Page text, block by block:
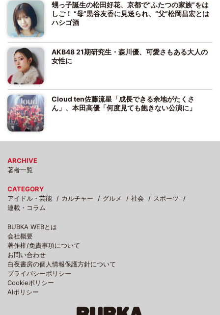
甥っ子誕生の松田好花、京都で“ふたつの家族”をは
しご！ “母”黒谷友香に見送られ、“父”松岡昌宏とは
ハシゴ酒
AKB48 21期研究生・森川優、可愛さもある大人の
女性に
Cloud ten佐藤流星「成長できる余地がたくさ
ん」、本田高優「何度見ても飽きない公演に」
ARCHIVE
著者一覧
CATEGORY
アイドル・芸能
カルチャー グルメ 社会
スポーツ
連載・コラム
BUBKA WEBとは
会社概要
著作権/免責事項について
お問い合わせ
白夜書房の個人情報保護方針について
プライバシーポリシー
Cookieポリシー
AIポリシー